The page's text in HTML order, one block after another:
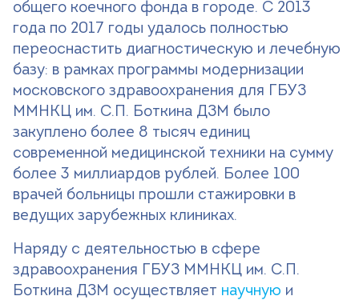
общего коечного фонда в городе. С 2013
года по 2017 годы удалось полностью
переоснастить диагностическую и лечебную
базу: в рамках программы модернизации
московского здравоохранения для ГБУЗ
ММНКЦ им. С.П. Боткина ДЗМ было
закуплено более 8 тысяч единиц
современной медицинской техники на сумму
более 3 миллиардов рублей. Более 100
врачей больницы прошли стажировки в
ведущих зарубежных клиниках.
Наряду с деятельностью в сфере
здравоохранения ГБУЗ ММНКЦ им. С.П.
Боткина ДЗМ осуществляет научную и